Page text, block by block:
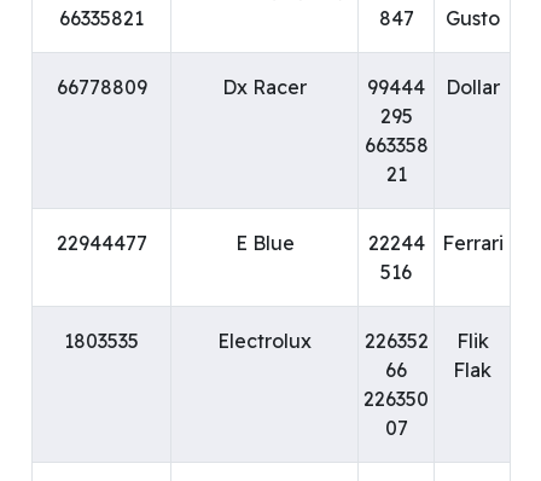
Gusto
847
66335821
Dollar
99444
295
663358
21
Dx Racer
66778809
Ferrari
22244
516
E Blue
22944477
Flik
Flak
226352
66
226350
07
Electrolux
1803535